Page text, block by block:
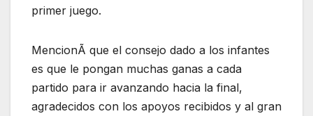
primer juego.
MencionÃ que el consejo dado a los infantes
es que le pongan muchas ganas a cada
partido para ir avanzando hacia la final,
agradecidos con los apoyos recibidos y al gran